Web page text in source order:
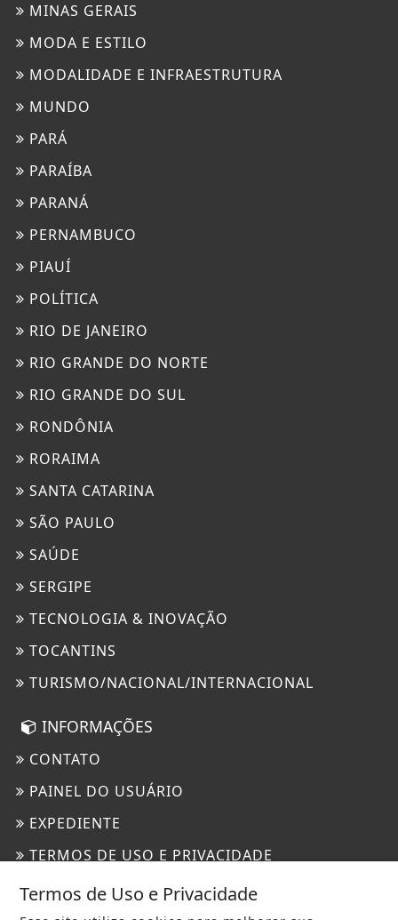
MINAS GERAIS
MODA E ESTILO
MODALIDADE E INFRAESTRUTURA
MUNDO
PARÁ
PARAÍBA
PARANÁ
PERNAMBUCO
PIAUÍ
POLÍTICA
RIO DE JANEIRO
RIO GRANDE DO NORTE
RIO GRANDE DO SUL
RONDÔNIA
RORAIMA
SANTA CATARINA
SÃO PAULO
SAÚDE
SERGIPE
TECNOLOGIA & INOVAÇÃO
TOCANTINS
TURISMO/NACIONAL/INTERNACIONAL
INFORMAÇÕES
CONTATO
PAINEL DO USUÁRIO
EXPEDIENTE
TERMOS DE USO E PRIVACIDADE
SOBRE
Termos de Uso e Privacidade